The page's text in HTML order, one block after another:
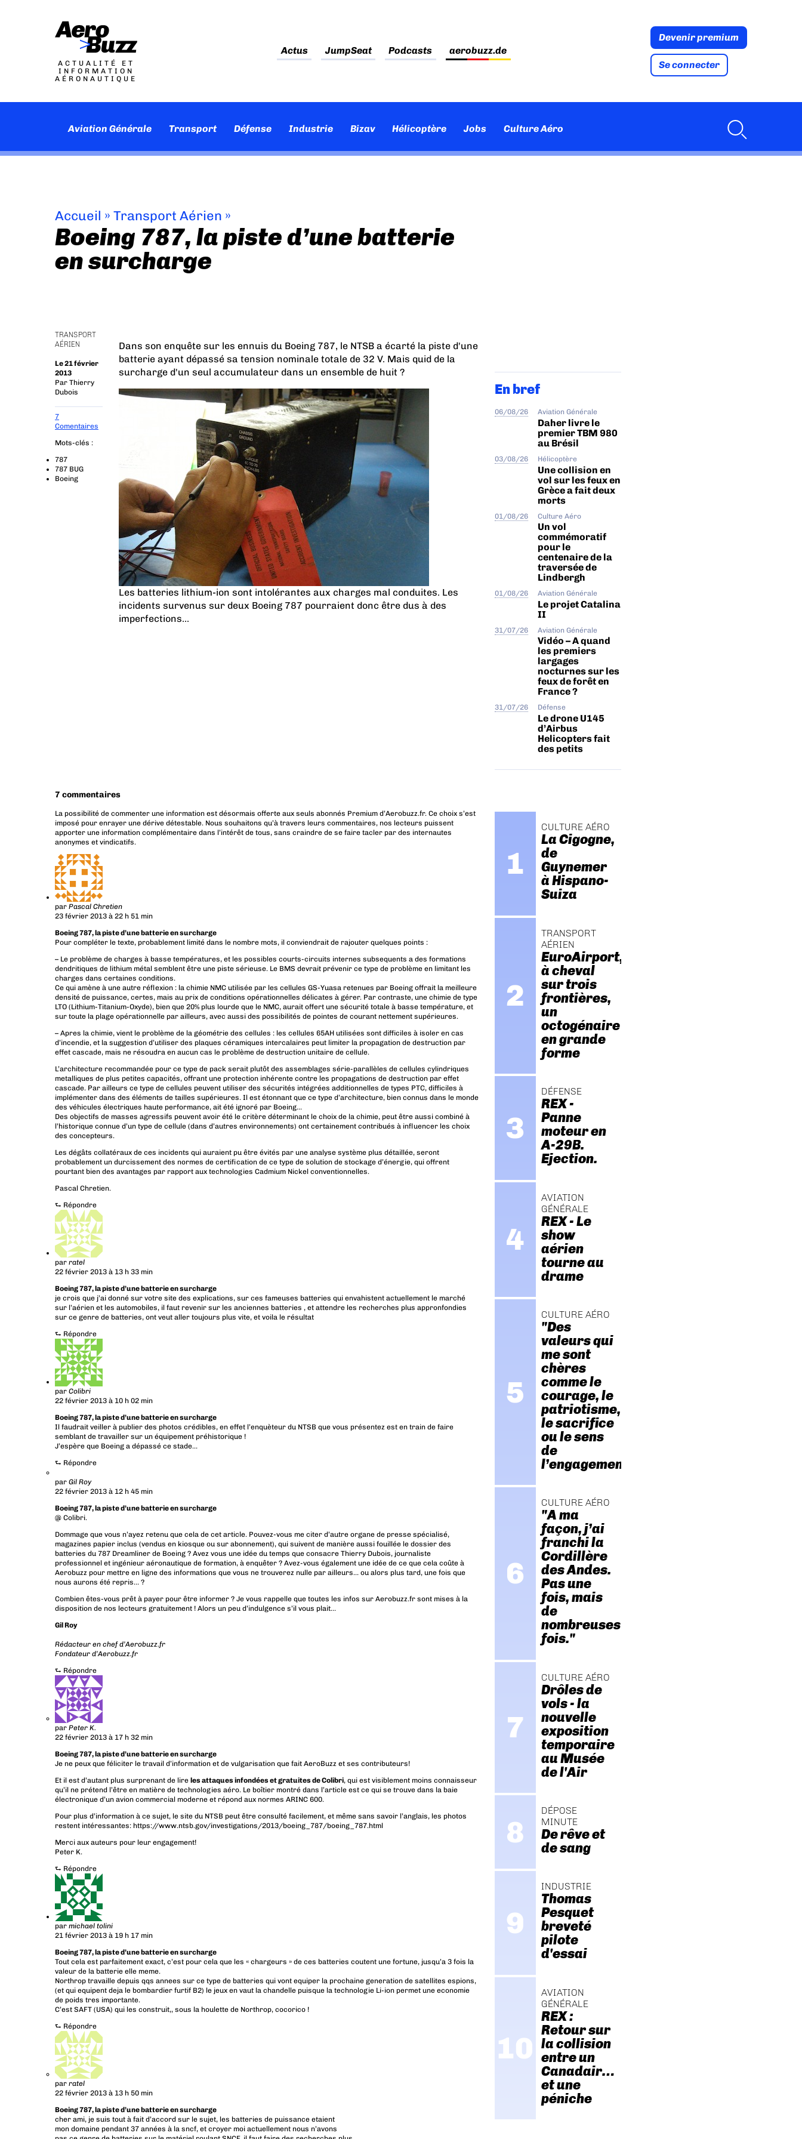
ACTUALITÉ ET
INFORMATION
AÉRONAUTIQUE
Actus JumpSeat Podcasts aerobuzz.de
Devenir premium
Se connecter
Aviation Générale Transport Défense Industrie Bizav Hélicoptère Jobs Culture Aéro
Accueil » Transport Aérien »
Boeing 787, la piste d’une batterie
en surcharge
TRANSPORT
AÉRIEN
Le 21 février
2013
Par Thierry
Dubois
7
Comentaires
Mots-clés :
787
787 BUG
Boeing
Dans son enquête sur les ennuis du Boeing 787, le NTSB a écarté la piste d'une
batterie ayant dépassé sa tension nominale totale de 32 V. Mais quid de la
surcharge d'un seul accumulateur dans un ensemble de huit ?
Les batteries lithium-ion sont intolérantes aux charges mal conduites. Les
incidents survenus sur deux Boeing 787 pourraient donc être dus à des
imperfections...
7 commentaires
La possibilité de commenter une information est désormais offerte aux seuls abonnés Premium d’Aerobuzz.fr. Ce choix s’est
imposé pour enrayer une dérive détestable. Nous souhaitons qu’à travers leurs commentaires, nos lecteurs puissent
apporter une information complémentaire dans l’intérêt de tous, sans craindre de se faire tacler par des internautes
anonymes et vindicatifs.
par Pascal Chretien
23 février 2013 à 22 h 51 min
Boeing 787, la piste d’une batterie en surcharge
Pour compléter le texte, probablement limité dans le nombre mots, il conviendrait de rajouter quelques points :
– Le problème de charges à basse températures, et les possibles courts-circuits internes subsequents a des formations
dendritiques de lithium métal semblent être une piste sérieuse. Le BMS devrait prévenir ce type de problème en limitant les
charges dans certaines conditions.
Ce qui amène à une autre réflexion : la chimie NMC utilisée par les cellules GS-Yuasa retenues par Boeing offrait la meilleure
densité de puissance, certes, mais au prix de conditions opérationnelles délicates à gérer. Par contraste, une chimie de type
LTO (Lithium-Titanium-Oxyde), bien que 20% plus lourde que le NMC, aurait offert une sécurité totale à basse température, et
sur toute la plage opérationnelle par ailleurs, avec aussi des possibilités de pointes de courant nettement supérieures.
– Apres la chimie, vient le problème de la géométrie des cellules : les cellules 65AH utilisées sont difficiles à isoler en cas
d’incendie, et la suggestion d’utiliser des plaques céramiques intercalaires peut limiter la propagation de destruction par
effet cascade, mais ne résoudra en aucun cas le problème de destruction unitaire de cellule.
L’architecture recommandée pour ce type de pack serait plutôt des assemblages série-parallèles de cellules cylindriques
metalliques de plus petites capacités, offrant une protection inhérente contre les propagations de destruction par effet
cascade. Par ailleurs ce type de cellules peuvent utiliser des sécurités intégrées additionnelles de types PTC, difficiles à
implémenter dans des éléments de tailles supérieures. Il est étonnant que ce type d’architecture, bien connus dans le monde
des véhicules électriques haute performance, ait été ignoré par Boeing…
Des objectifs de masses agressifs peuvent avoir été le critère déterminant le choix de la chimie, peut être aussi combiné à
l’historique connue d’un type de cellule (dans d’autres environnements) ont certainement contribués à influencer les choix
des concepteurs.
Les dégâts collatéraux de ces incidents qui auraient pu être évités par une analyse système plus détaillée, seront
probablement un durcissement des normes de certification de ce type de solution de stockage d’énergie, qui offrent
pourtant bien des avantages par rapport aux technologies Cadmium Nickel conventionnelles.
Pascal Chretien.
⮑ Répondre
par ratel
22 février 2013 à 13 h 33 min
Boeing 787, la piste d’une batterie en surcharge
je crois que j’ai donné sur votre site des explications, sur ces fameuses batteries qui envahistent actuellement le marché
sur l’aérien et les automobiles, il faut revenir sur les anciennes batteries , et attendre les recherches plus appronfondies
sur ce genre de batteries, ont veut aller toujours plus vite, et voila le résultat
⮑ Répondre
par Colibri
22 février 2013 à 10 h 02 min
Boeing 787, la piste d’une batterie en surcharge
Il faudrait veiller à publier des photos crédibles, en effet l’enquèteur du NTSB que vous présentez est en train de faire
semblant de travailler sur un équipement préhistorique !
J’espère que Boeing a dépassé ce stade…
⮑ Répondre
par Gil Roy
22 février 2013 à 12 h 45 min
Boeing 787, la piste d’une batterie en surcharge
@ Colibri.
Dommage que vous n’ayez retenu que cela de cet article. Pouvez-vous me citer d’autre organe de presse spécialisé,
magazines papier inclus (vendus en kiosque ou sur abonnement), qui suivent de manière aussi fouillée le dossier des
batteries du 787 Dreamliner de Boeing ? Avez vous une idée du temps que consacre Thierry Dubois, journaliste
professionnel et ingénieur aéronautique de formation, à enquêter ? Avez-vous également une idée de ce que cela coûte à
Aerobuzz pour mettre en ligne des informations que vous ne trouverez nulle par ailleurs… ou alors plus tard, une fois que
nous aurons été repris… ?
Combien êtes-vous prêt à payer pour être informer ? Je vous rappelle que toutes les infos sur Aerobuzz.fr sont mises à la
disposition de nos lecteurs gratuitement ! Alors un peu d’indulgence s’il vous plait…
Gil Roy
Rédacteur en chef d’Aerobuzz.fr
Fondateur d’Aerobuzz.fr
⮑ Répondre
par Peter K.
22 février 2013 à 17 h 32 min
Boeing 787, la piste d’une batterie en surcharge
Je ne peux que féliciter le travail d’information et de vulgarisation que fait AeroBuzz et ses contributeurs!
Et il est d’autant plus surprenant de lire les attaques infondées et gratuites de Colibri, qui est visiblement moins connaisseur
qu’il ne prétend l’être en matière de technologies aéro. Le boîtier montré dans l’article est ce qui se trouve dans la baie
électronique d’un avion commercial moderne et répond aux normes ARINC 600.
Pour plus d’information à ce sujet, le site du NTSB peut être consulté facilement, et même sans savoir l’anglais, les photos
restent intéressantes: https://www.ntsb.gov/investigations/2013/boeing_787/boeing_787.html
Merci aux auteurs pour leur engagement!
Peter K.
⮑ Répondre
par michael tolini
21 février 2013 à 19 h 17 min
Boeing 787, la piste d’une batterie en surcharge
Tout cela est parfaitement exact, c’est pour cela que les « chargeurs » de ces batteries coutent une fortune, jusqu’a 3 fois la
valeur de la batterie elle meme.
Northrop travaille depuis qqs annees sur ce type de batteries qui vont equiper la prochaine generation de satellites espions,
(et qui equipent deja le bombardier furtif B2) le jeux en vaut la chandelle puisque la technologie Li-ion permet une economie
de poids tres importante.
C’est SAFT (USA) qui les construit,, sous la houlette de Northrop, cocorico !
⮑ Répondre
par ratel
22 février 2013 à 13 h 50 min
Boeing 787, la piste d’une batterie en surcharge
cher ami, je suis tout à fait d’accord sur le sujet, les batteries de puissance etaient
mon domaine pendant 37 années à la sncf, et croyer moi actuellement nous n’avons
En bref
06/08/26 Aviation Générale
Daher livre le
premier TBM 980
au Brésil
03/08/26 Hélicoptère
Une collision en
vol sur les feux en
Grèce a fait deux
morts
01/08/26 Culture Aéro
Un vol
commémoratif
pour le
centenaire de la
traversée de
Lindbergh
01/08/26 Aviation Générale
Le projet Catalina
II
31/07/26 Aviation Générale
Vidéo – A quand
les premiers
largages
nocturnes sur les
feux de forêt en
France ?
31/07/26 Défense
Le drone U145
d’Airbus
Helicopters fait
des petits
CULTURE AÉRO
La Cigogne,
de
Guynemer
à Hispano-
Suiza
TRANSPORT
AÉRIEN
EuroAirport,
à cheval
sur trois
frontières,
un
octogénaire
en grande
forme
DÉFENSE
REX -
Panne
moteur en
A-29B.
Ejection.
AVIATION
GÉNÉRALE
REX - Le
show
aérien
tourne au
drame
CULTURE AÉRO
"Des
valeurs qui
me sont
chères
comme le
courage, le
patriotisme,
le sacrifice
ou le sens
de
l’engagement."
CULTURE AÉRO
"A ma
façon, j’ai
franchi la
Cordillère
des Andes.
Pas une
fois, mais
de
nombreuses
fois."
CULTURE AÉRO
Drôles de
vols - la
nouvelle
exposition
temporaire
au Musée
de l'Air
DÉPOSE
MINUTE
De rêve et
de sang
INDUSTRIE
Thomas
Pesquet
breveté
pilote
d'essai
AVIATION
GÉNÉRALE
REX :
Retour sur
la collision
entre un
Canadair…
et une
péniche